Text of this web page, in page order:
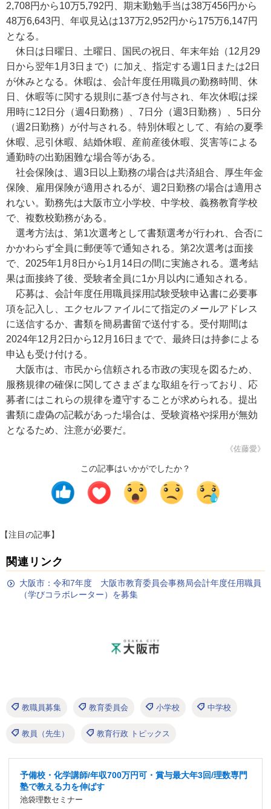
2,708円から10万5,792円、期末勤勉手当は38万456円から
48万6,643円、年収見込は137万2,952円から175万6,147円
となる。
休日は日曜日、土曜日、国民の祝日、年末年始（12月29
日から翌年1月3日まで）に加え、指定する週1日または2日
が休みとなる。休暇は、会計年度任用職員の勤務時間、休
日、休暇等に関する規則に基づき付与され、年次休暇は採
用時に12日分（週4日勤務）、7日分（週3日勤務）、5日分
（週2日勤務）が付与される。特別休暇として、有給の夏季
休暇、忌引休暇、結婚休暇、産前産後休暇、災害等による
通勤時の出勤困難な場合等がある。
社会保険は、週3日以上勤務の場合は共済組合、厚生年金
保険、雇用保険が適用されるが、週2日勤務の場合は適用さ
れない。勤務先は大阪市立小学校、中学校、義務教育学校
で、複数校勤務がある。
選考方法は、第1次選考として書類選考が行われ、合否に
かかわらず全員に郵便等で通知される。第2次選考は面接
で、2025年1月8日から1月14日の間に実施される。選考結
果は面接終了後、受験者全員に1か月以内に通知される。
応募は、会計年度任用職員採用試験受験申込書に必要事
項を記入し、エクセルファイルにて指定のメールアドレス
に送信するか、書類を簡易書留で送付する。受付期間は
2024年12月2日から12月16日までで、最終日は持参による
申込も受け付ける。
大阪市は、市民から信頼される市政の実現を図るため、
服務規律の確保に関してさまざまな取組を行っており、応
募者にはこれらの規律を遵守することが求められる。提出
書類に虚偽の記載があった場合は、受験資格や採用が無効
となるため、注意が必要だ。
《佐藤愛》
この記事はいかがでしたか？
【注目の記事】
関連リンク
大阪市：令和7年度 大阪市教育委員会事務局会計年度任用職員
（学びコラボレーター）を募集
教職員募集 教育委員会 小学校 中学校
教員（先生） 教育行政 トピックス
予備校・化学講師/年収700万円可・賞与最大年3回/理数専門
塾で教える力を伸ばす
池袋理数セミナー